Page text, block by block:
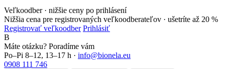
Veľkoodber · nižšie ceny po prihlásení
Nižšia cena pre registrovaných veľkoodberateľov · ušetríte až 20 %
Registrovať veľkoodber Prihlásiť
B
Máte otázku? Poradíme vám
Po–Pi 8–12, 13–17 h · info@bionela.eu
0908 111 746